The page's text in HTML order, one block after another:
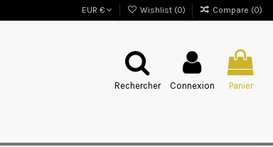
EUR € Wishlist (0) Compare (0)
Rechercher Connexion Panier